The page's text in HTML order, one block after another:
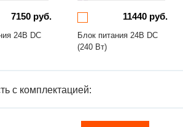
7150 руб.
24В DC
11440 руб.
Блок питания 24В DC
(240 Вт)
с комплектацией: